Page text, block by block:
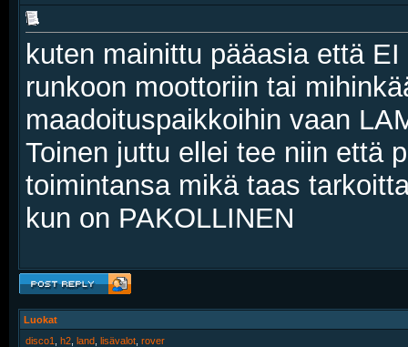
kuten mainittu pääasia että
runkoon moottoriin tai
maadoituspaikkoihin vaan
Toinen juttu ellei tee niin että
toimintansa mikä taas
kun on PAKOLLINEN
Luokat
disco1
h2 land lisävalot rover